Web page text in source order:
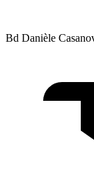
Bd Danièle